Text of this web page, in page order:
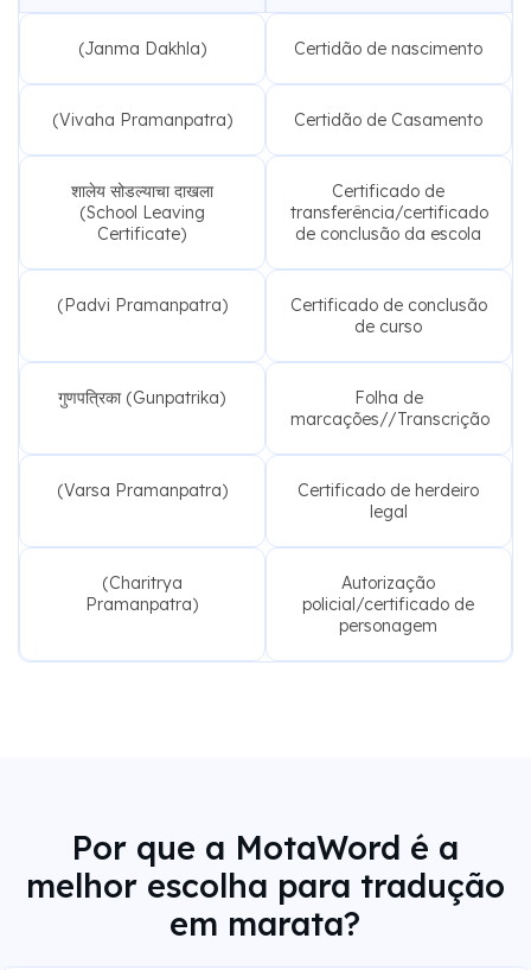
(Janma Dakhla) Certidão de nascimento
(Vivaha Pramanpatra) Certidão de Casamento
शालेय सोडल्याचा दाखला
(School Leaving
Certificate)
Certificado de
transferência/certificado
de conclusão da escola
(Padvi Pramanpatra)
Certificado de conclusão
de curso
गुणपत्रिका (Gunpatrika)
Folha de
marcações//Transcrição
(Varsa Pramanpatra)
Certificado de herdeiro
legal
(Charitrya
Pramanpatra)
Autorização
policial/certificado de
personagem
Por que a MotaWord é a
melhor escolha para tradução
em marata?